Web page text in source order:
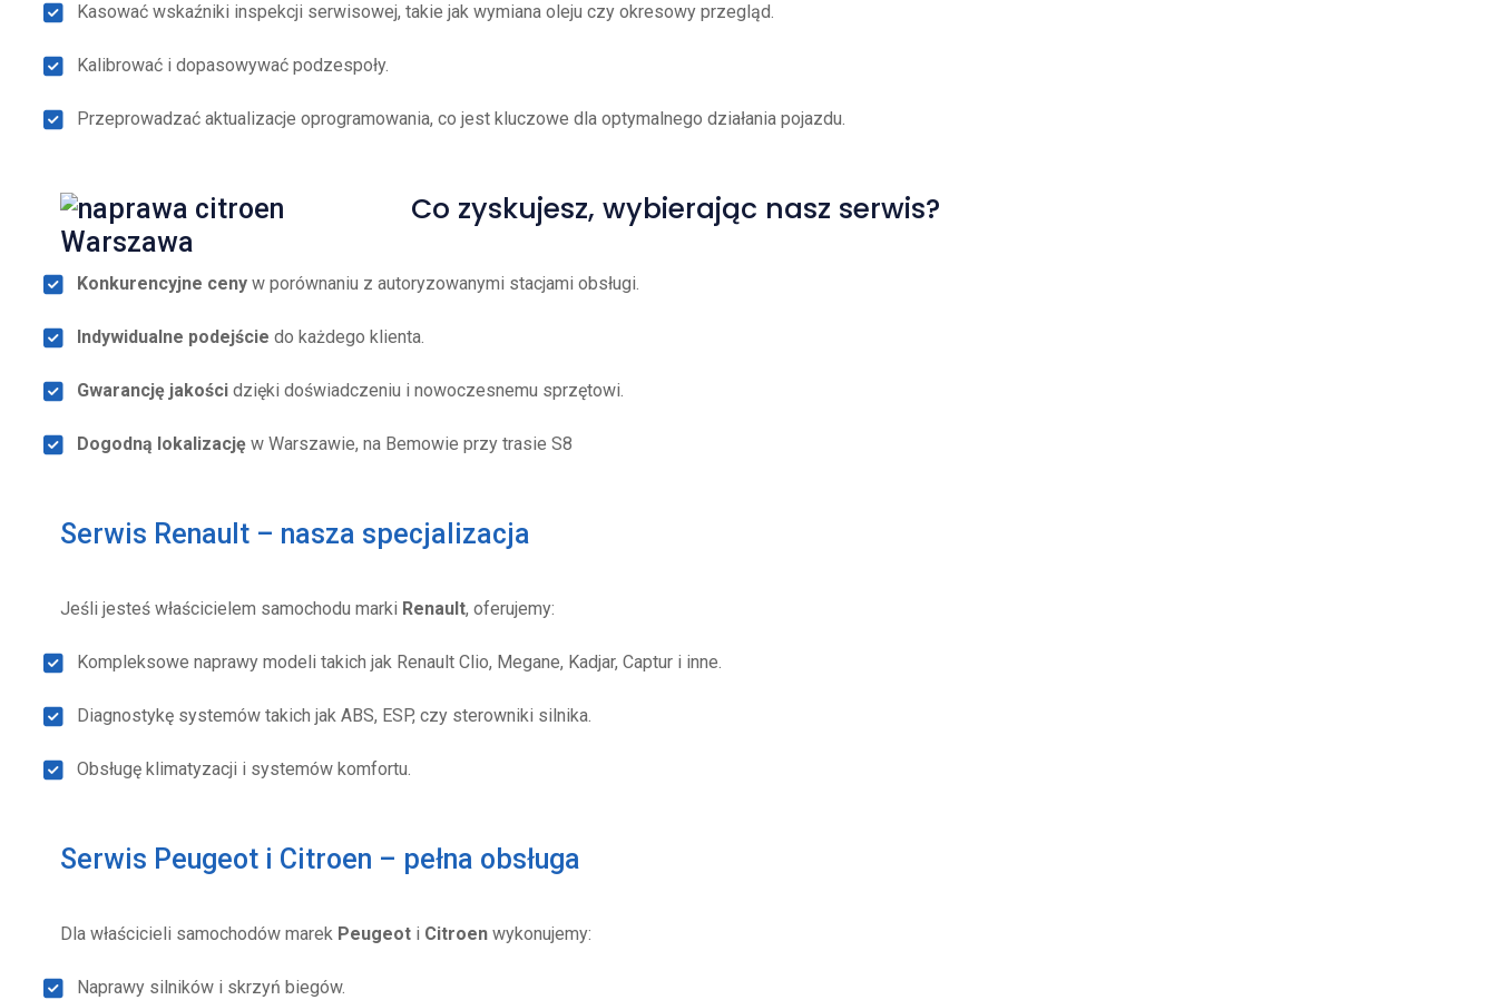
Kasować wskaźniki inspekcji serwisowej, takie jak wymiana oleju czy okresowy przegląd.
Kalibrować i dopasowywać podzespoły.
Przeprowadzać aktualizacje oprogramowania, co jest kluczowe dla optymalnego działania pojazdu.
Co zyskujesz, wybierając nasz serwis?
Konkurencyjne ceny w porównaniu z autoryzowanymi stacjami obsługi.
Indywidualne podejście do każdego klienta.
Gwarancję jakości dzięki doświadczeniu i nowoczesnemu sprzętowi.
Dogodną lokalizację w Warszawie, na Bemowie przy trasie S8
Serwis Renault – nasza specjalizacja
Jeśli jesteś właścicielem samochodu marki Renault, oferujemy:
Kompleksowe naprawy modeli takich jak Renault Clio, Megane, Kadjar, Captur i inne.
Diagnostykę systemów takich jak ABS, ESP, czy sterowniki silnika.
Obsługę klimatyzacji i systemów komfortu.
Serwis Peugeot i Citroen – pełna obsługa
Dla właścicieli samochodów marek Peugeot i Citroen wykonujemy:
Naprawy silników i skrzyń biegów.